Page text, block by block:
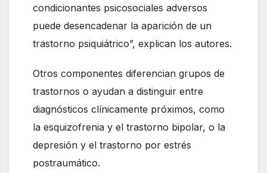
condicionantes psicosociales adversos
puede desencadenar la aparición de un
trastorno psiquiátrico”, explican los autores.
Otros componentes diferencian grupos de
trastornos o ayudan a distinguir entre
diagnósticos clínicamente próximos, como
la esquizofrenia y el trastorno bipolar, o la
depresión y el trastorno por estrés
postraumático.